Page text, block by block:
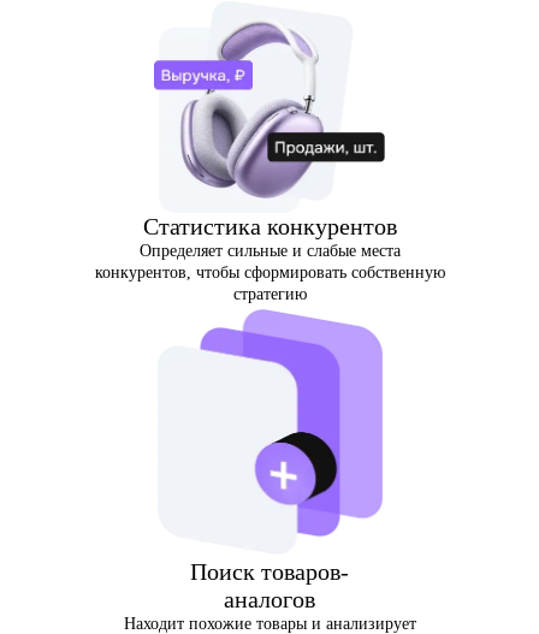
Статистика конкурентов
Определяет сильные и слабые места
конкурентов, чтобы сформировать собственную
стратегию
Поиск товаров-
аналогов
Находит похожие товары и анализирует